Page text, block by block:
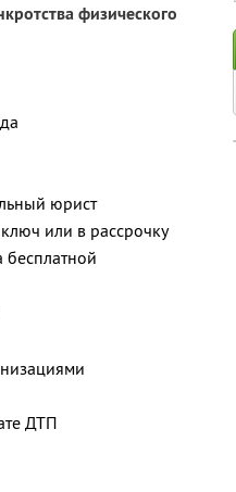
физического
юрист
или в рассрочку
ДТП